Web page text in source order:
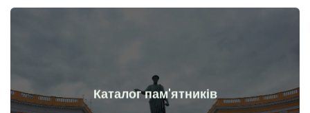
Каталог пам'ятників
Докладніше